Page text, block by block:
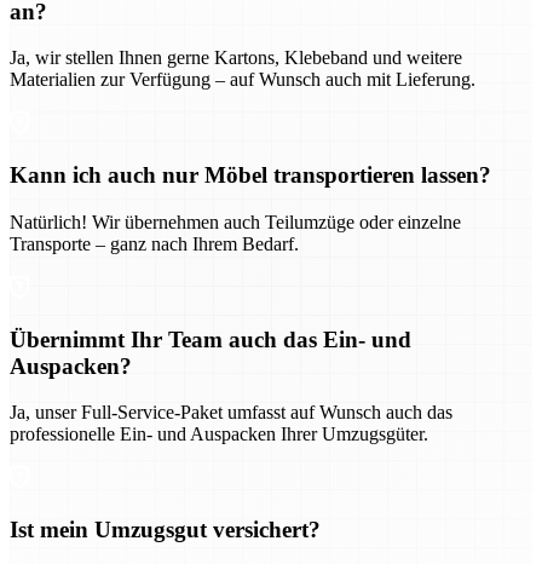
an?
Ja, wir stellen Ihnen gerne Kartons, Klebeband und weitere
Materialien zur Verfügung – auf Wunsch auch mit Lieferung.
Kann ich auch nur Möbel transportieren lassen?
Natürlich! Wir übernehmen auch Teilumzüge oder einzelne
Transporte – ganz nach Ihrem Bedarf.
Übernimmt Ihr Team auch das Ein- und
Auspacken?
Ja, unser Full-Service-Paket umfasst auf Wunsch auch das
professionelle Ein- und Auspacken Ihrer Umzugsgüter.
Ist mein Umzugsgut versichert?